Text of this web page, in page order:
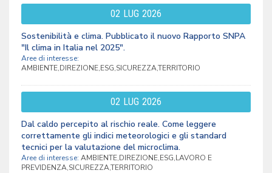
02 LUG 2026
Sostenibilità e clima. Pubblicato il nuovo Rapporto SNPA
"Il clima in Italia nel 2025".
Aree di interesse:
AMBIENTE,DIREZIONE,ESG,SICUREZZA,TERRITORIO
02 LUG 2026
Dal caldo percepito al rischio reale. Come leggere
correttamente gli indici meteorologici e gli standard
tecnici per la valutazione del microclima.
Aree di interesse: AMBIENTE,DIREZIONE,ESG,LAVORO E
PREVIDENZA,SICUREZZA,TERRITORIO